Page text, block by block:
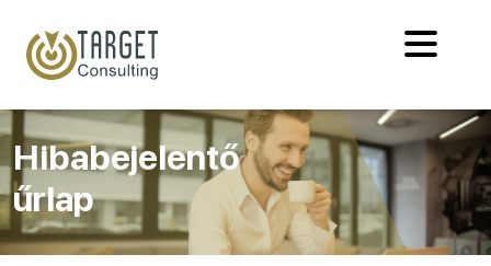
Hibabejelentő
űrlap